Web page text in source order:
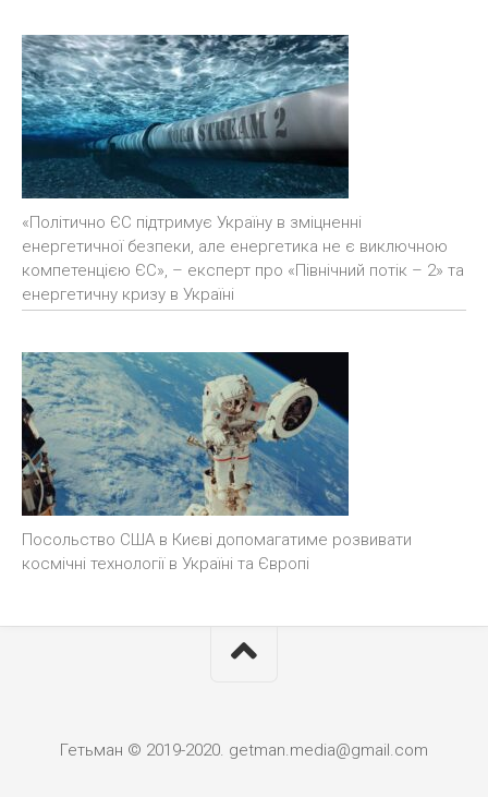
«Політично ЄС підтримує Україну в зміцненні
енергетичної безпеки, але енергетика не є виключною
компетенцією ЄС», – експерт про «Північний потік – 2» та
енергетичну кризу в Україні
Посольство США в Києві допомагатиме розвивати
космічні технології в Україні та Європі
Гетьман © 2019-2020. getman.media@gmail.com